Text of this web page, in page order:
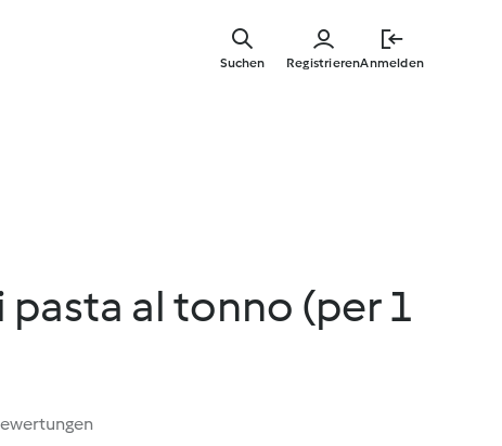
RegistrierenAnmelden
Suchen
al tonno (per 1